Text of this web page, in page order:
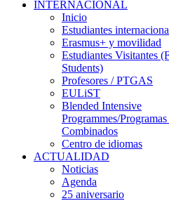
INTERNACIONAL
Inicio
Estudiantes
Erasmus+ y movilidad
Estudiantes Visitantes
Students)
Profesores / PTGAS
EULiST
Blended Intensive
Programmes/
Combinados
Centro de idiomas
ACTUALIDAD
Noticias
Agenda
25 aniversario